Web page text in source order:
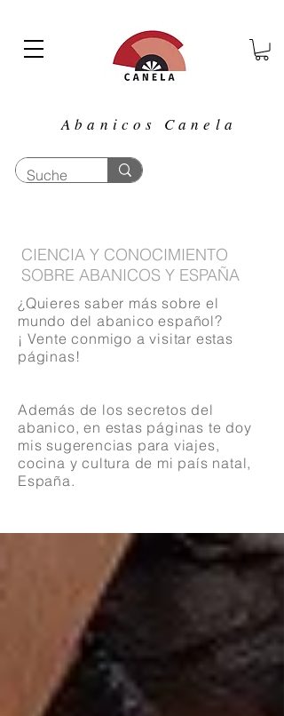
Abanicos Canela
CIENCIA Y CONOCIMIENTO
SOBRE ABANICOS Y ESPAÑA
¿Quieres saber más sobre el
mundo del abanico español?
¡ Vente conmigo a visitar estas
páginas!
Además de los secretos del
abanico, en estas páginas te doy
mis sugerencias para viajes,
cocina y cultura de mi país natal,
España.